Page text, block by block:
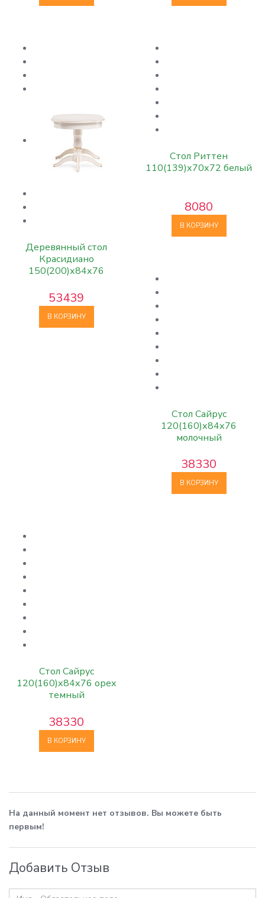
Деревянный стол
Красидиано
150(200)х84х76
53439
В КОРЗИНУ
Стол Риттен
110(139)х70х72 белый
8080
В КОРЗИНУ
Стол Сайрус
120(160)х84х76
молочный
38330
В КОРЗИНУ
Стол Сайрус
120(160)х84х76 орех
темный
38330
В КОРЗИНУ
На данный момент нет отзывов. Вы можете быть
первым!
Добавить Отзыв